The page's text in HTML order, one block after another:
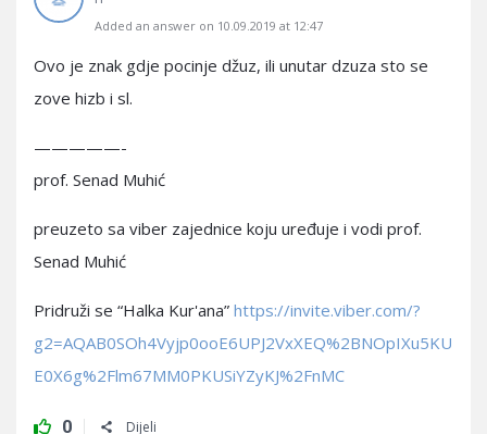
Added an answer on 10.09.2019 at 12:47
Ovo je znak gdje pocinje džuz, ili unutar dzuza sto se
zove hizb i sl.
—————-
prof. Senad Muhić
preuzeto sa viber zajednice koju uređuje i vodi prof.
Senad Muhić
Pridruži se “Halka Kur'ana” https://invite.viber.com/?
g2=AQAB0SOh4Vyjp0ooE6UPJ2VxXEQ%2BNOpIXu5KU
E0X6g%2Flm67MM0PKUSiYZyKJ%2FnMC
0 Dijeli